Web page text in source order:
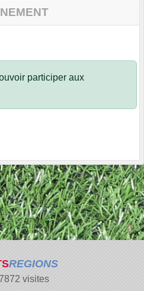
participer aux
REGIONS
visites